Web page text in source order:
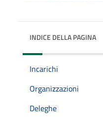
INDICE DELLA PAGINA
Incarichi
Organizzazioni
Deleghe